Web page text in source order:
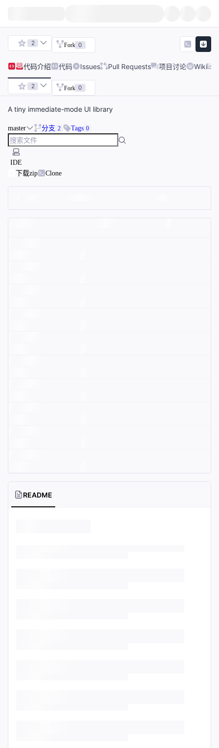
2 Fork 0
代码介绍 代码 Issues Pull Requests 项目讨论 Wiki
2 Fork 0
A tiny immediate-mode UI library
master 分支 2 Tags 0
IDE
下载zip
Clone
README